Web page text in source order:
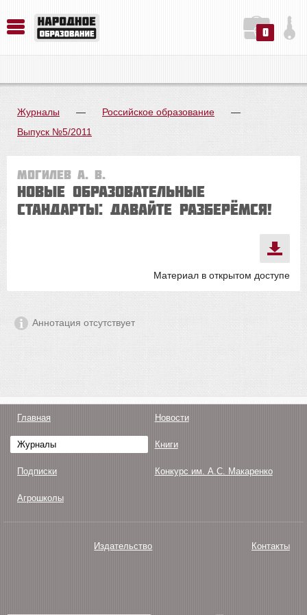
0
Журналы — Российское образование
—
Выпуск №5/2011
Могилев А. В.
Новые образовательные
стандарты: давайте разберёмся!
Материал в открытом доступе
Аннотация отсутствует
Главная Новости
Журналы Книги
Подписки Конкурс им. А.С. Макаренко
Агрошколы
Издательство Контакты